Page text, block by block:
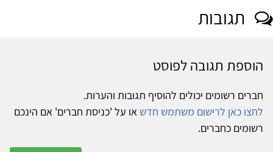
תגובות
הוספת תגובה לפוסט
חברים רשומים יכולים להוסיף תגובות והערות.
לחצו כאן לרישום משתמש חדש או על 'כניסת חברים' אם הינכם
רשומים כחברים.